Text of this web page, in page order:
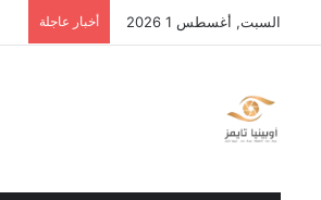
السبت, أغسطس 1 2026 أخبار عاجلة